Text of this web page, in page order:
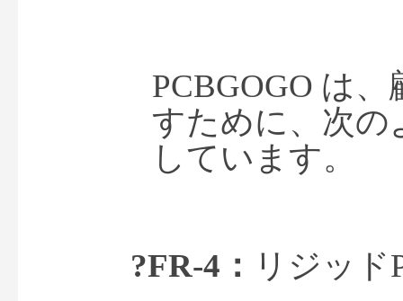
PCBGOGO は
すために、次の
しています。
?FR-4： リジッド